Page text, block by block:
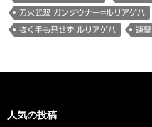
刀火武双 ガンダウナー=ルリアゲハ
抜く手も見せず ルリアゲハ 連撃
人気の投稿